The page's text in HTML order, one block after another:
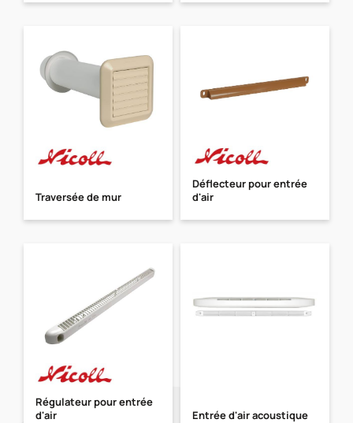
Traversée de mur
Déflecteur pour entrée
d'air
Régulateur pour entrée
d'air
Entrée d'air acoustique